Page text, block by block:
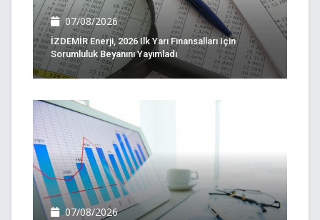
07/08/2026
İZDEMİR Enerji, 2026 Ilk Yarı Finansalları Için
Sorumluluk Beyanını Yayımladı
07/08/2026